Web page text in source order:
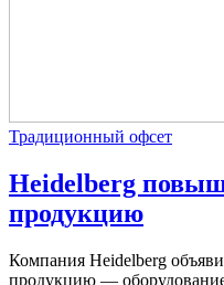
Традиционный офсет
Heidelberg
продукцию
Компания Heidelberg
продукцию —